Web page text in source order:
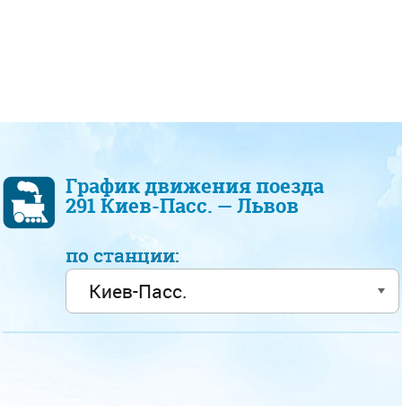
График движения поезда
291 Киев-Пасс. — Львов
по станции: